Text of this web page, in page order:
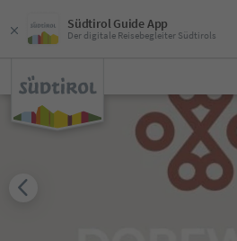
Südtirol Guide App
Der digitale Reisebegleiter Südtirols